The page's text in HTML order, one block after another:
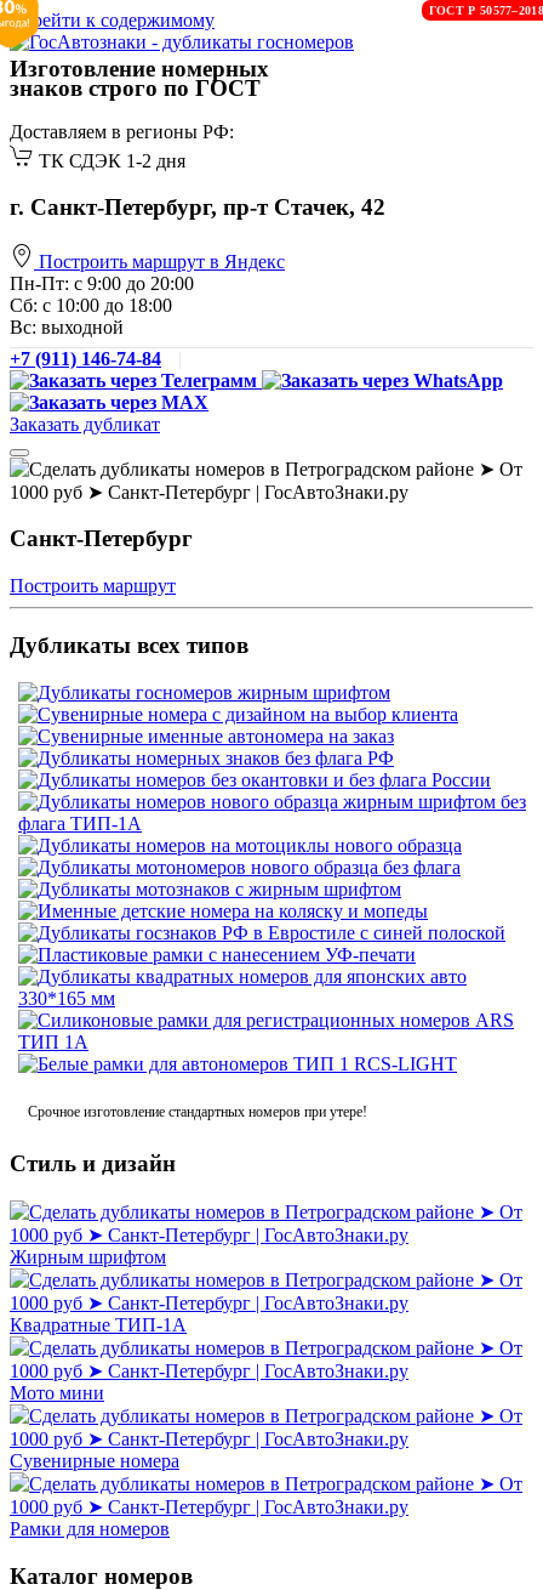
Перейти к содержимому
Изготовление номерных
знаков строго по ГОСТ
Доставляем в регионы РФ:
ТК СДЭК 1-2 дня
г. Санкт-Петербург, пр-т Стачек, 42
Построить маршрут в Яндекс
Пн-Пт: с 9:00 до 20:00
Сб: с 10:00 до 18:00
Вс: выходной
+7 (911) 146-74-84
Заказать дубликат
Санкт-Петербург
Построить маршрут
Дубликаты всех типов
Срочное изготовление стандартных номеров при утере!
ГОСТ Р 50577–2018
Стиль и дизайн
Жирным шрифтом
Квадратные ТИП-1А
Мото мини
Сувенирные номера
Рамки для номеров
Каталог номеров